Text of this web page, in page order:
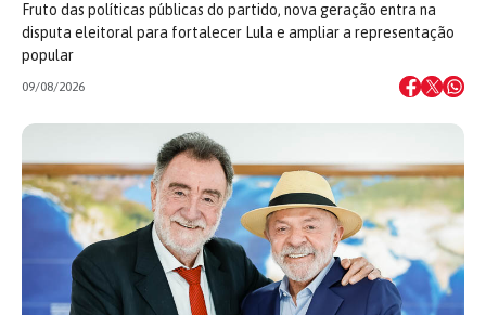
Fruto das políticas públicas do partido, nova geração entra na
disputa eleitoral para fortalecer Lula e ampliar a representação
popular
09/08/2026